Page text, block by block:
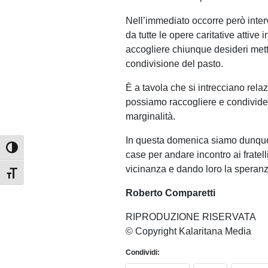
Attiva/disattiva alto contrasto
Attiva/disattiva dimensione testo
Nell’immediato occorre però
da tutte le opere caritative attive
accogliere chiunque desideri
condivisione del pasto.
È a tavola che si intrecciano
possiamo raccogliere e
marginalità.
In questa domenica siamo
case per andare incontro ai
vicinanza e dando loro la
Roberto Comparetti
RIPRODUZIONE RISERVATA
© Copyright Kalaritana Media
Condividi: